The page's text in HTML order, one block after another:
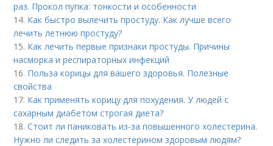
раз. Прокол пупка: тонкости и особенности
14. Как быстро вылечить простуду. Как лучше всего
лечить летнюю простуду?
15. Как лечить первые признаки простуды. Причины
насморка и респираторных инфекций
16. Польза корицы для вашего здоровья. Полезные
свойства
17. Как применять корицу для похудения. У людей с
сахарным диабетом строгая диета?
18.Стоит ли паниковать из-за повышенного холестерина.
Нужно ли следить за холестерином здоровым людям?